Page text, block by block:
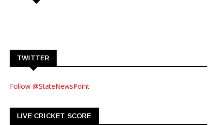
TWITTER
Follow @StateNewsPoint
LIVE CRICKET SCORE